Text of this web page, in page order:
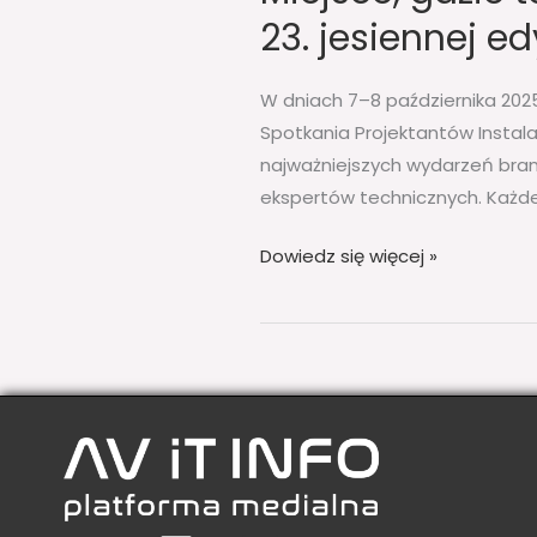
23. jesiennej
W dniach 7–8 października
Spotkania Projektantów
najważniejszych wydarzeń
ekspertów technicznych.
Dowiedz się więcej »